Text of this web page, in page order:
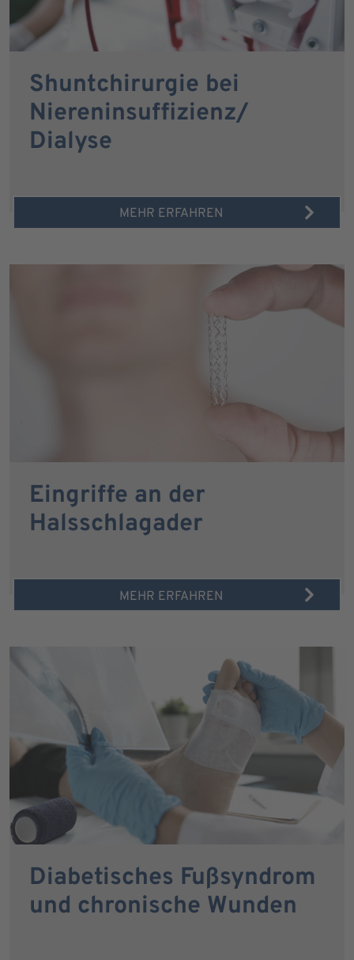
Shuntchirurgie bei
Niereninsuffizienz/
Dialyse
MEHR ERFAHREN
Eingriffe an der
Halsschlagader
MEHR ERFAHREN
Diabetisches Fußsyndrom
und chronische Wunden